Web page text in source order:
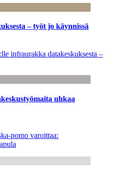
– työt jo käynnissä
infraurakka datakeskuksesta –
uhkaa
pomo varoittaa: